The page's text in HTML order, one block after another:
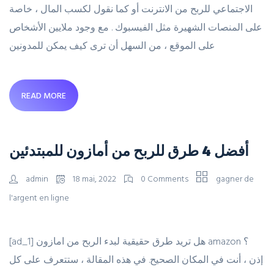
الاجتماعي للربح من الانترنت أو كما نقول لكسب المال ، خاصة
على المنصات الشهيرة مثل الفيسبوك . مع وجود ملايين الأشخاص
على الموقع ، من السهل أن ترى كيف يمكن للمدونين
READ MORE
أفضل 4 طرق للربح من أمازون للمبتدئين
admin 18 mai, 2022 0 Comments
gagner de
l'argent en ligne
[ad_1] هل تريد طرق حقيقية لبدء الربح من امازون amazon ؟
إذن ، أنت في المكان الصحيح. في هذه المقالة ، ستتعرف على كل